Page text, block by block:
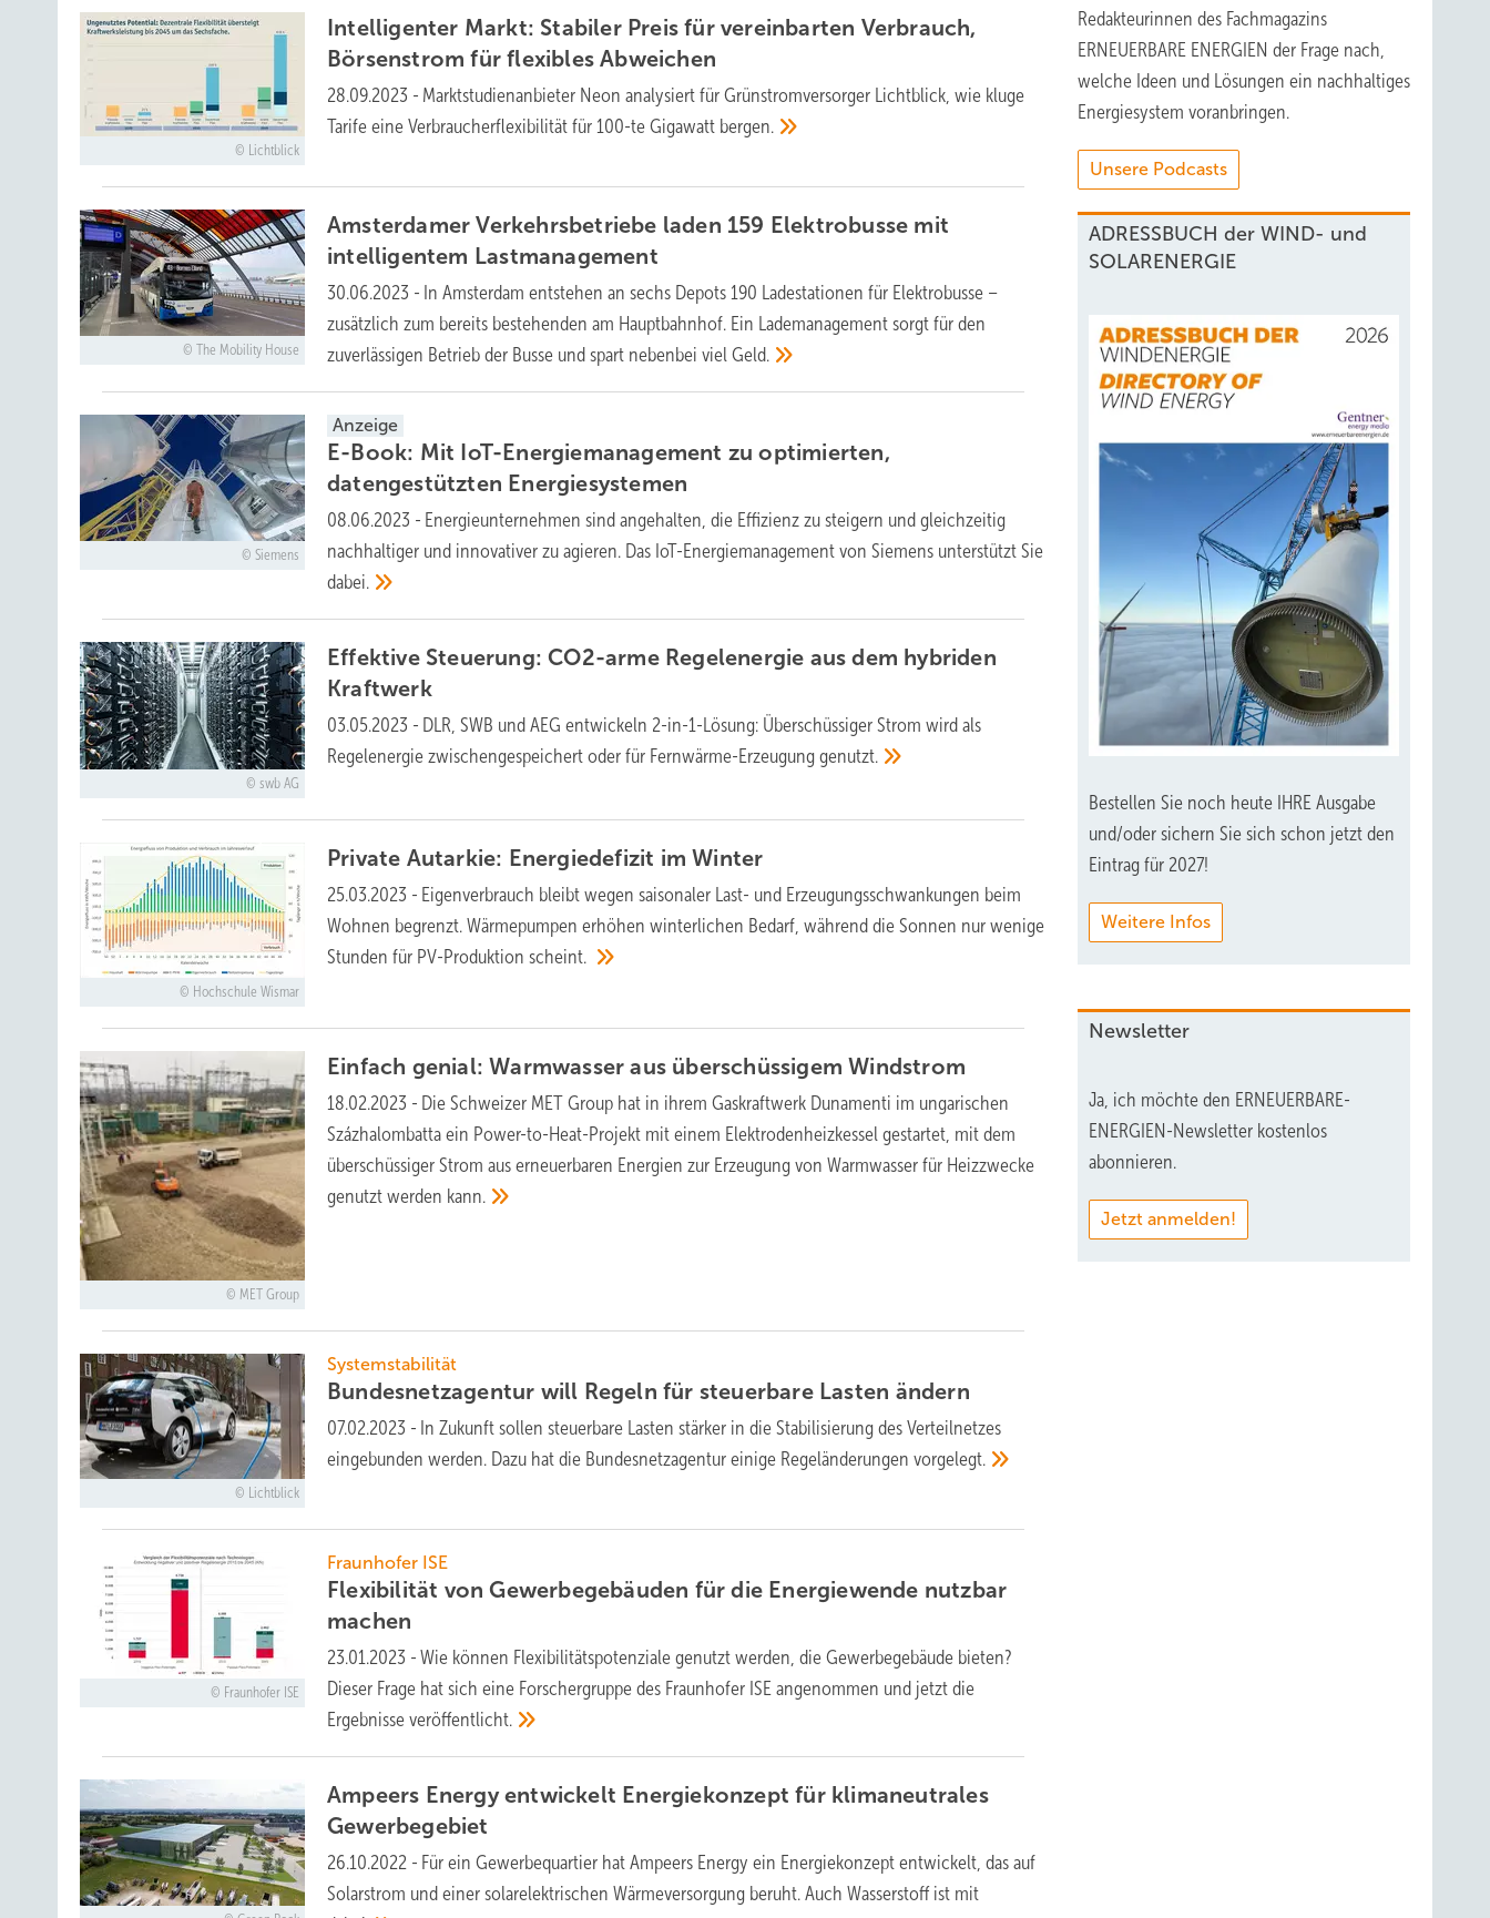
Lichtblick
Intelligenter Markt: Stabiler Preis für vereinbarten Verbrauch,
Börsenstrom für flexiblesAbweichen
28.09.2023 - Marktstudienanbieter Neon analysiert für Grünstromversorger Lichtblick, wie kluge
Tarife eine Verbraucherflexibilität für 100-te Gigawatt bergen.
The Mobility House
Amsterdamer Verkehrsbetriebe laden 159 Elektrobusse mit
intelligentem Lastmanagement
30.06.2023 - In Amsterdam entstehen an sechs Depots 190 Ladestationen für Elektrobusse –
zusätzlich zum bereits bestehenden am Hauptbahnhof. Ein Lademanagement sorgt für den
zuverlässigen Betrieb der Busse und spart nebenbei vielGeld.
Siemens
Anzeige
E-Book: Mit IoT-Energiemanagement zu optimierten,
datengestützten Energiesystemen
08.06.2023 - Energieunternehmen sind angehalten, die Effizienz zu steigern und gleichzeitig
nachhaltiger und innovativer zu agieren. Das IoT-Energiemanagement von Siemens unterstützt Sie
dabei.
swb AG
Effektive Steuerung: CO2-arme Regelenergie aus dem hybriden
Kraftwerk
03.05.2023 - DLR, SWB und AEG entwickeln 2-in-1-Lösung: Überschüssiger Strom wird als
Regelenergie zwischengespeichert oder für Fernwärme-Erzeugunggenutzt.
Hochschule Wismar
Private Autarkie: Energiedefizit imWinter
25.03.2023 - Eigenverbrauch bleibt wegen saisonaler Last- und Erzeugungsschwankungen beim
Wohnen begrenzt. Wärmepumpen erhöhen winterlichen Bedarf, während die Sonnen nur wenige
Stunden für PV-Produktionscheint.
MET Group
Einfach genial: Warmwasser aus überschüssigemWindstrom
18.02.2023 - Die Schweizer MET Group hat in ihrem Gaskraftwerk Dunamenti im ungarischen
Százhalombatta ein Power-to-Heat-Projekt mit einem Elektrodenheizkessel gestartet, mit dem
überschüssiger Strom aus erneuerbaren Energien zur Erzeugung von Warmwasser für Heizzwecke
genutzt werden kann.
Lichtblick
Systemstabilität
Bundesnetzagentur will Regeln für steuerbare Lasten ändern
07.02.2023 - In Zukunft sollen steuerbare Lasten stärker in die Stabilisierung des Verteilnetzes
eingebunden werden. Dazu hat die Bundesnetzagentur einige Regeländerungenvorgelegt.
Fraunhofer ISE
Fraunhofer ISE
Flexibilität von Gewerbegebäuden für die Energiewende nutzbar
machen
23.01.2023 - Wie können Flexibilitätspotenziale genutzt werden, die Gewerbegebäude bieten?
Dieser Frage hat sich eine Forschergruppe des Fraunhofer ISE angenommen und jetzt die
Ergebnisseveröffentlicht.
Ampeers Energy entwickelt Energiekonzept für klimaneutrales
Gewerbegebiet
26.10.2022 - Für ein Gewerbequartier hat Ampeers Energy ein Energiekonzept entwickelt, das auf
Solarstrom und einer solarelektrischen Wärmeversorgung beruht. Auch Wasserstoff ist mit
Redakteurinnen des Fachmagazins
ERNEUERBARE ENERGIEN der Frage nach,
welche Ideen und Lösungen ein nachhaltiges
Energiesystem voranbringen.
Unsere Podcasts
ADRESSBUCH der WIND- und
SOLARENERGIE
Bestellen Sie noch heute IHRE Ausgabe
und/oder sichern Sie sich schon jetzt den
Eintrag für 2027!
Weitere Infos
Newsletter
Ja, ich möchte den ERNEUERBARE-
ENERGIEN-Newsletter kostenlos
abonnieren.
Jetzt anmelden!